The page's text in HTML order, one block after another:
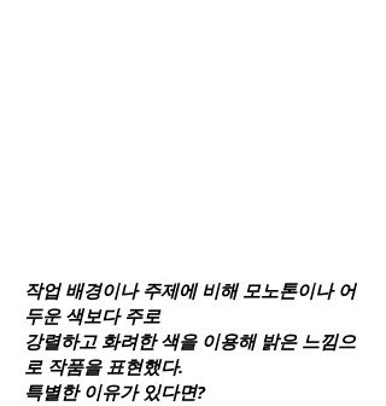
작업 배경이나 주제에 비해 모노톤이나 어
두운 색보다 주로
강렬하고 화려한 색을 이용해 밝은 느낌으
로 작품을 표현했다.
특별한 이유가 있다면?